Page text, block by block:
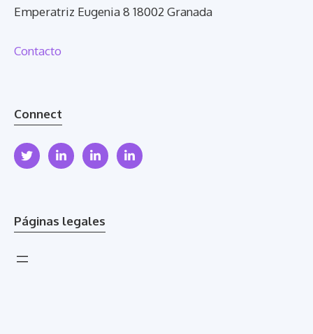
Emperatriz Eugenia 8 18002 Granada
Contacto
Connect
Páginas legales